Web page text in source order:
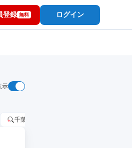
登録 無料 ログイン
示
千葉市